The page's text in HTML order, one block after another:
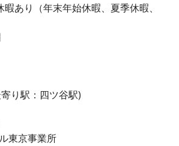
あり（年末年始休暇、夏季休暇、
り駅：四ツ谷駅)
東京事業所